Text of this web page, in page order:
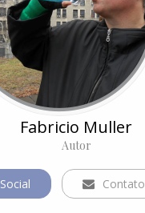
Fabricio Muller
Autor
Social Contato